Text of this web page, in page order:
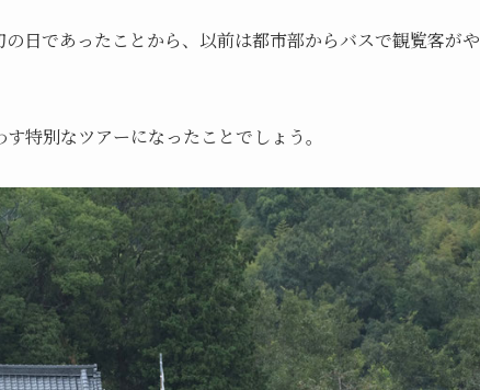
日であったことから、以前は都市部からバスで観覧客がや
特別なツアーになったことでしょう。